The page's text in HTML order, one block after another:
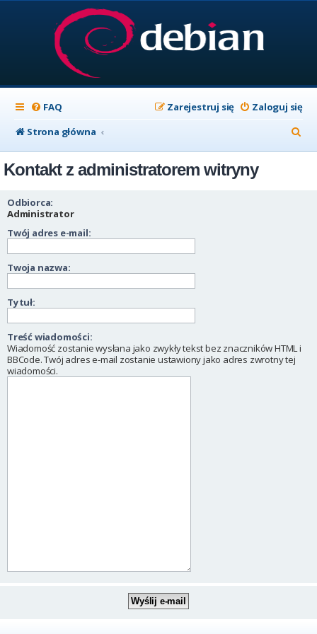
FAQ Zaloguj się
Zarejestruj się
Strona główna
z
Kontakt z administratorem witryny
Odbiorca:
Administrator
Twój adres e-mail:
Twoja nazwa:
Tytuł:
Treść wiadomości:
Wiadomość zostanie wysłana jako zwykły tekst bez znaczników HTML i
BBCode. Twój adres e-mail zostanie ustawiony jako adres zwrotny tej
wiadomości.